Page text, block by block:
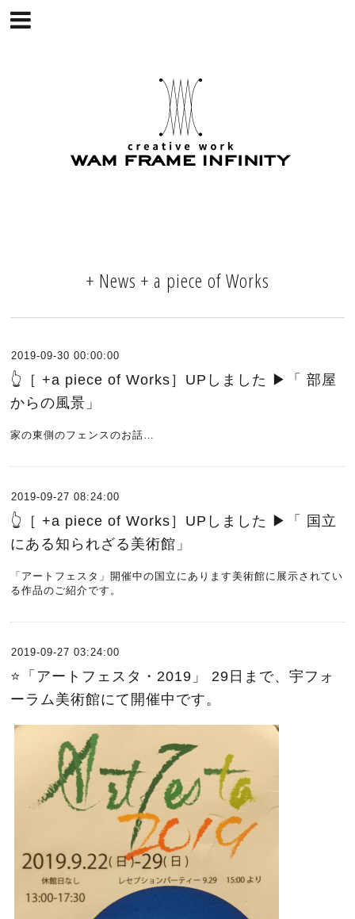
+ News + a piece of Works
2019-09-30 00:00:00
👆［ +a piece of Works］UPしました ▶︎「 部屋
からの風景」
家の東側のフェンスのお話…
2019-09-27 08:24:00
👆［ +a piece of Works］UPしました ▶︎「 国立
にある知られざる美術館」
「アートフェスタ」開催中の国立にあります美術館に展示されてい
る作品のご紹介です。
2019-09-27 03:24:00
⭐️「アートフェスタ・2019」 29日まで、宇フォ
ーラム美術館にて開催中です。